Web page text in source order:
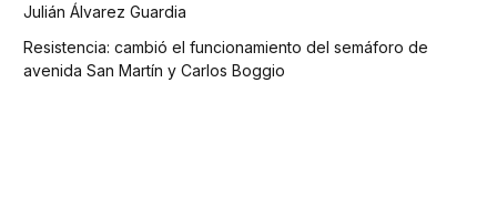
Julián Álvarez Guardia
Resistencia: cambió el funcionamiento del semáforo de
avenida San Martín y Carlos Boggio